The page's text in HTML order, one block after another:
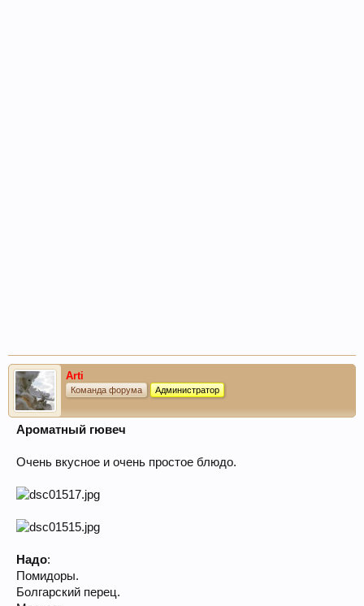
Arti
Команда форума Администратор
Ароматный гювеч
Очень вкусное и очень простое блюдо.
Надо:
Помидоры.
Болгарский перец.